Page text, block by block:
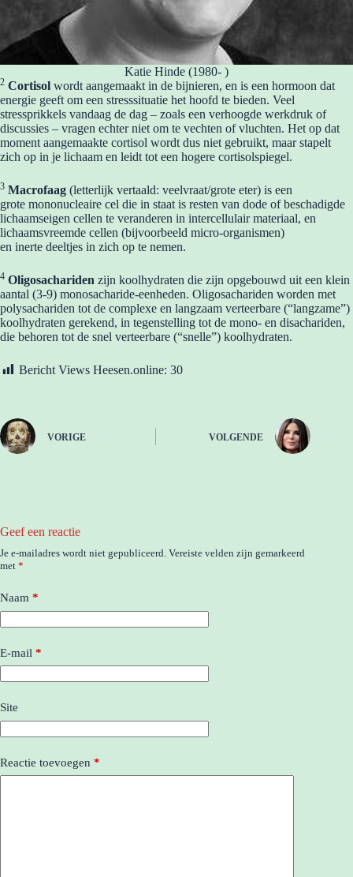
Katie Hinde (1980- )
2 Cortisol wordt aangemaakt in de bijnieren, en is een hormoon dat
energie geeft om een stresssituatie het hoofd te bieden. Veel
stressprikkels vandaag de dag – zoals een verhoogde werkdruk of
discussies – vragen echter niet om te vechten of vluchten. Het op dat
moment aangemaakte cortisol wordt dus niet gebruikt, maar stapelt
zich op in je lichaam en leidt tot een hogere cortisolspiegel.
3 Macrofaag (letterlijk vertaald: veelvraat/grote eter) is een
grote mononucleaire cel die in staat is resten van dode of beschadigde
lichaamseigen cellen te veranderen in intercellulair materiaal, en
lichaamsvreemde cellen (bijvoorbeeld micro-organismen)
en inerte deeltjes in zich op te nemen.
4 Oligosachariden zijn koolhydraten die zijn opgebouwd uit een klein
aantal (3-9) monosacharide-eenheden. Oligosachariden worden met
polysachariden tot de complexe en langzaam verteerbare (“langzame”)
koolhydraten gerekend, in tegenstelling tot de mono- en disachariden,
die behoren tot de snel verteerbare (“snelle”) koolhydraten.
Bericht Views Heesen.online: 30
VORIGE VOLGENDE
Geef een reactie
Je e-mailadres wordt niet gepubliceerd. Vereiste velden zijn gemarkeerd
met *
Naam *
E-mail *
Site
Reactie toevoegen *